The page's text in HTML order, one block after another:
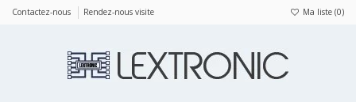
Contactez-nous Rendez-nous visite Ma liste (0)
Panneau de gestion des cookies